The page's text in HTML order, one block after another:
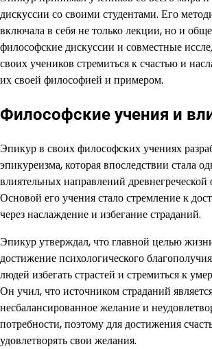
дискуссии со своими студентами. Его
включала в себя не только лекции, но и
философские дискуссии и совместные
своих учеников стремиться к счастью и
их своей философией и примером.
Философские учения и
Эпикур в своих философских учениях
эпикуреизма, которая впоследствии стала
влиятельных направлений
Основой его учения стало стремление к
через наслаждение и избегание страданий.
Эпикур утверждал, что главной целью
достижение психологического
людей избегать страстей и стремиться к
Он учил, что источником страданий
несбалансированное желание и
потребности, поэтому для достижения
удовлетворять свои желания.